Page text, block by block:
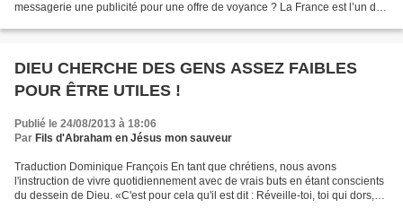
messagerie une publicité pour une offre de voyance ? La France est l’un des
DIEU CHERCHE DES GENS ASSEZ FAIBLES
POUR ÊTRE UTILES !
Publié le 24/08/2013 à 18:06
Par Fils d'Abraham en Jésus mon sauveur
Traduction Dominique François En tant que chrétiens, nous avons
l'instruction de vivre quotidiennement avec de vrais buts en étant conscients
du dessein de Dieu. «C'est pour cela qu'il est dit : Réveille-toi, toi qui dors,